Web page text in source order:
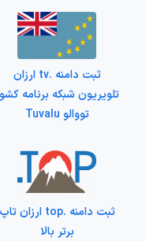
ثبت دامنه .tv ارزان
تلویریون شبکه برنامه
تووالو Tuvalu
ثبت دامنه .top ارزان تاپ
برتر بالا